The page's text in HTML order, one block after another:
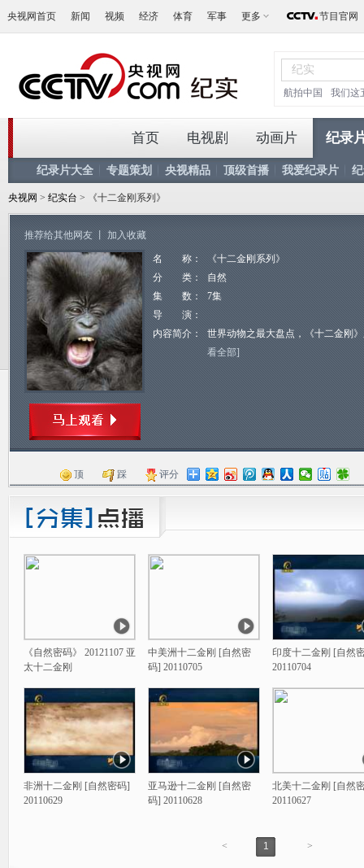
央视网首页 新闻 视频 经济 体育 军事 更多 节目官网
航拍中国 我们这
首页 电视剧 动画片 纪录
纪录片大全 专题策划 央视精品 顶级首播 我爱纪录片
央视网 > 纪实台 > 《十二金刚系列》
推荐给其他网友 加入收藏
名 称：
《十二金刚系列》
分 类：
自然
集 数：
7集
导 演：
内容简介：
世界动物之最大盘点，《十二金刚
看全部]
顶 踩 评分
《自然密码》 20121107 亚
太十二金刚
中美洲十二金刚 [自然密
码] 20110705
印度十二金刚 [自然
20110704
非洲十二金刚 [自然密码]
20110629
亚马逊十二金刚 [自然密
码] 20110628
北美十二金刚 [自然
20110627
< 1 >